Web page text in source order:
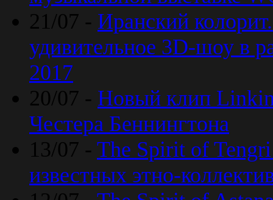
21/07 - Иранский
удивительное 3D-шоу в
2017
20/07 - Новый клип Linkin
Честера Беннингтона
13/07 - The Spirit of Tengri
известных этно-